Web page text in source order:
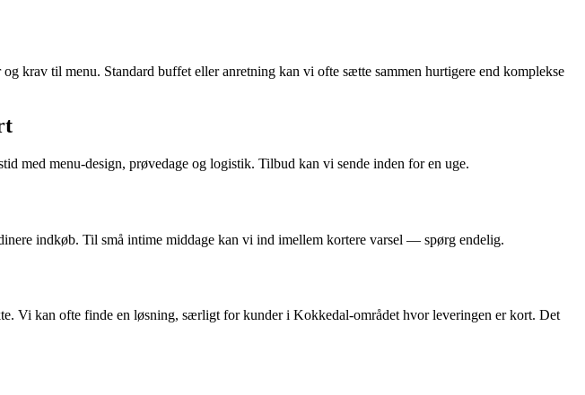
krav til menu. Standard buffet eller anretning kan vi ofte sætte sammen hurtigere end komplekse
med menu-design, prøvedage og logistik. Tilbud kan vi sende inden for en uge.
indkøb. Til små intime middage kan vi ind imellem kortere varsel — spørg endelig.
Vi kan ofte finde en løsning, særligt for kunder i Kokkedal-området hvor leveringen er kort. Det